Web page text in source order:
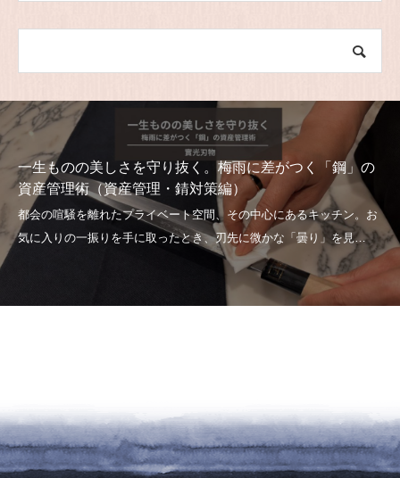
一生ものの美しさを守り抜く。梅雨に差がつく「鋼」の
資産管理術（資産管理・錆対策編）